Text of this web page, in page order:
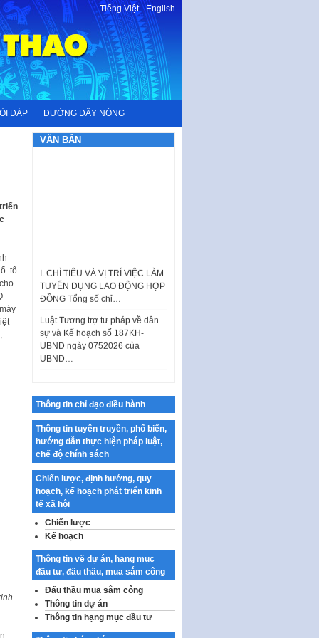
Tiếng Việt-English
ĐÁP ĐƯỜNG DÂY NÓNG
tổ
VĂN BẢN
TUYỂN DỤNG LAO ĐỘNG HỢP
ĐỒNG Tổng số chỉ…
Luật Tương trợ tư pháp về dân
sự và Kế hoạch số 187KH-
UBND ngày 0752026 của
UBND…
Ban hành Danh mục vị trí khai
Kế hoạch Tổ chức Cuộc thi
chính luận về bảo vệ nền tảng tư
tưởng của Đảng…
Công bố công khai dự toán kinh
phí xây dựng pháp luật, hoàn
thiện thể chế, chính…
Quy định về nghiên cứu, ứng
dụng khoa học, công nghệ, đổi
mới sáng tạo và chuyển…
Quy định chi tiết và hướng dẫn
thi hành một số điều của Luật Lý
lịch tư…
Sửa đổi, bổ sung một số nội
dung tại Nghị quyết số 30/NQ-
CP ngày 24 tháng 02…
Thông tin chỉ đạo điều hành
Thông tin tuyên truyền, phổ biến,
hướng dẫn thực hiện pháp luật,
chế độ chính sách
Chiến lược, định hướng, quy
hoạch, kế hoạch phát triển kinh
tế xã hội
Chiến lược
Kế hoạch
Thông tin về dự án, hạng mục
đầu tư, đấu thầu, mua sắm công
Đấu thầu mua sắm công
Thông tin dự án
Thông tin hạng mục đầu tư